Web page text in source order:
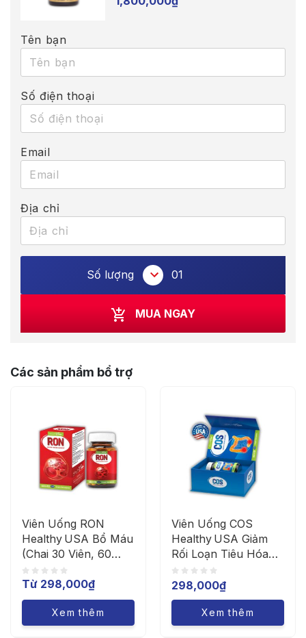
Tên bạn
Số điện thoại
Email
Địa chỉ
Số lượng 01
MUA NGAY
Các sản phẩm bổ trợ
Viên Uống RON
Healthy USA Bổ Máu
(Chai 30 Viên, 60
Viên) Hỗ Trợ Tăng
Cường Tạo Máu
Từ 298,000₫
Xem thêm
Viên Uống COS
Healthy USA Giảm
Rối Loạn Tiêu Hóa
Do Viêm Đại Tràng
(Chai 30 Viên)
298,000₫
Xem thêm